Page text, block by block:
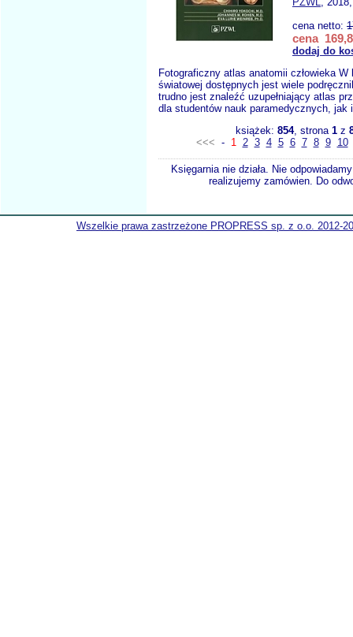
cena netto:
cena
dodaj do
Fotograficzny atlas anatomii człowieka W
światowej dostępnych jest wiele
trudno jest znaleźć uzupełniający atlas
dla studentów nauk paramedycznych,
książek: 854, strona 1z
<<< - 1 2 3 4 5 6 7 8 9 10
Księgarnia nie działa. Nie
realizujemy zamówien. Do
Wszelkie prawa zastrzeżone PROPRESS sp. z o.o. 2012-